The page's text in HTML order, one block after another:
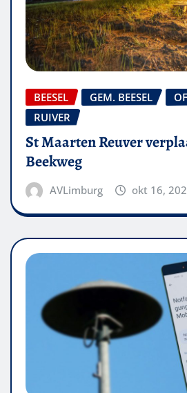
BEESEL GEM. BEESEL
RUIVER
St Maarten Reuver
Beekweg
AVLimburg okt 16,